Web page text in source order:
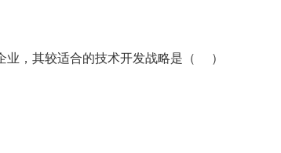
，其较适合的技术开发战略是（ ）